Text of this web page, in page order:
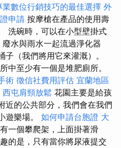
業數位行銷技巧的最佳選擇 外
申請 按摩槍在產品的使用壽
洗碗時，可以在小型壁掛式
廢水與雨水一起流過淨化器
子（我們將用它來灌溉）。
中至少有一個是堆肥廁所。
術 徵信社費用評估 宜蘭地區
西屯肩頸放鬆 花園主要是給孩
近的公共部分，我們會在我們
遊樂場。 如何申請台胞證 大
一個攀爬架，上面掛著滑
的是，只有當你將尿液提交